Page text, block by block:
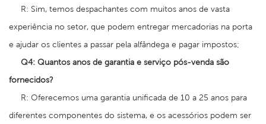
R: Sim, temos despachantes com muitos anos de vasta
experiência no setor, que podem entregar mercadorias na porta
e ajudar os clientes a passar pela alfândega e pagar impostos;
Q4: Quantos anos de garantia e serviço pós-venda são
fornecidos?
R: Oferecemos uma garantia unificada de 10 a 25 anos para
diferentes componentes do sistema, e os acessórios podem ser